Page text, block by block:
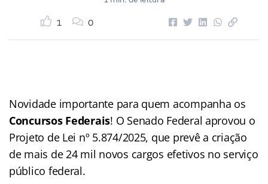
1 0
Novidade importante para quem acompanha os
Concursos Federais! O Senado Federal aprovou o
Projeto de Lei nº 5.874/2025, que prevê a criação
de mais de 24 mil novos cargos efetivos no serviço
público federal.